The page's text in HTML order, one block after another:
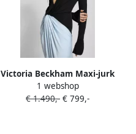
Victoria Beckham Maxi-jurk
met plooien
1 webshop
€ 1.490,- € 799,-